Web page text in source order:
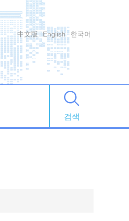
中文版 English 한국어
검색